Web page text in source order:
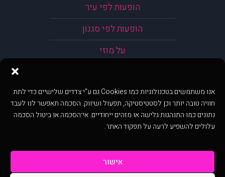
אנו משתמשים בטכנולוגיות כמו Cookies גם ע"י צדדים שלישיים כדי לתת
חוויה טובה יותר וכן לסטטיסטיקה, תפעול ושיווק. הסכמה תאפשר לנו לעבד
נתונים כמו התנהגות גלישה או מזהים ייחודיים. אי־הסכמה או ביטול הסכמה
עלולים להשפיע לרעה על תפקוד האתר.
אישור
הופעות לפי עיר
הופעות לפי סגנון
על מוזי